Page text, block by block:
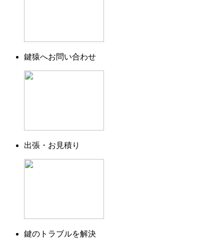
鍵猿へお問い合わせ
出張・お見積り
鍵のトラブルを解決